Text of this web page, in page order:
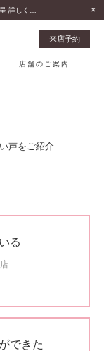
来店予約
店舗のご案内
声をご紹介
る
できた